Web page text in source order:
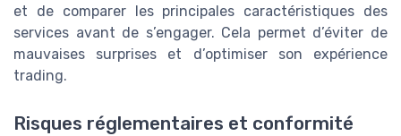
et de comparer les principales caractéristiques des
services avant de s’engager. Cela permet d’éviter de
mauvaises surprises et d’optimiser son expérience
trading.
Risques réglementaires et conformité